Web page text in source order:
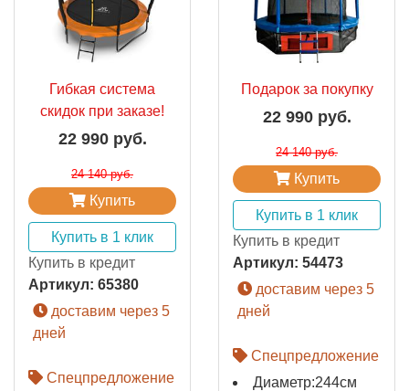
Гибкая система
скидок при заказе!
22 990 руб.
24 140 руб.
Купить
Купить в 1 клик
Купить в кредит
Артикул: 65380
доставим через 5
дней
Спецпредложение
Подарок за покупку
22 990 руб.
24 140 руб.
Купить
Купить в 1 клик
Купить в кредит
Артикул: 54473
доставим через 5
дней
Спецпредложение
Диаметр:244см